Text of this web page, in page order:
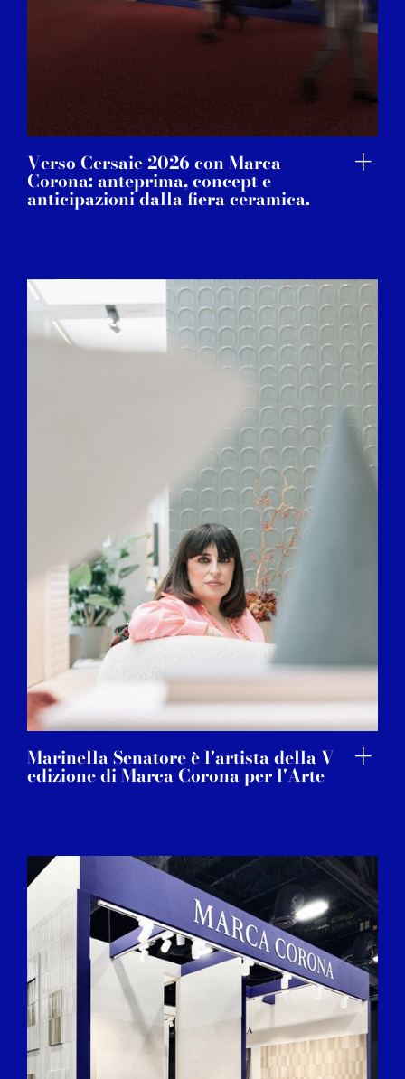
Verso Cersaie 2026 con Marca
Corona: anteprima, concept e
anticipazioni dalla fiera ceramica.
Marinella Senatore è l'artista della V
edizione di Marca Corona per l'Arte